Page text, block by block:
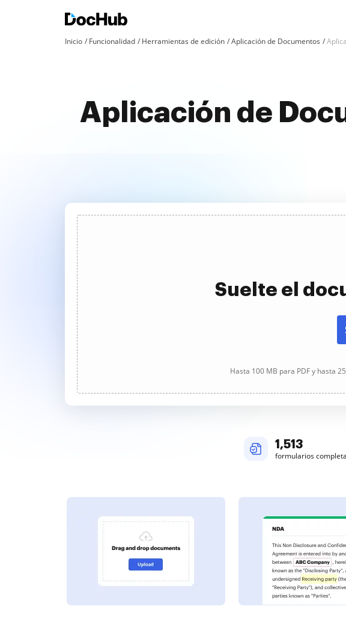
Inicio Funcionalidad Herramientas de edición Aplicación de Documentos
Aplicación de
Suelte el
Hasta 100 MB para PDF y hasta 25
1,513
formularios